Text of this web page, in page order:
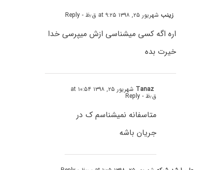
زینبشهریور ۲۵, ۱۳۹۸ at ۹:۲۵ ق٫ظ - Reply
اره اگه کسی میشناسی ازش میپرسی خدا
خیرت بده
Tanaz شهریور ۲۵, ۱۳۹۸ at ۱۰:۵۴
ق٫ظ - Reply
متاسفانه نمیشناسم ک در
جریان باشه